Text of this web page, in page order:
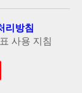
리방침
사용 지침